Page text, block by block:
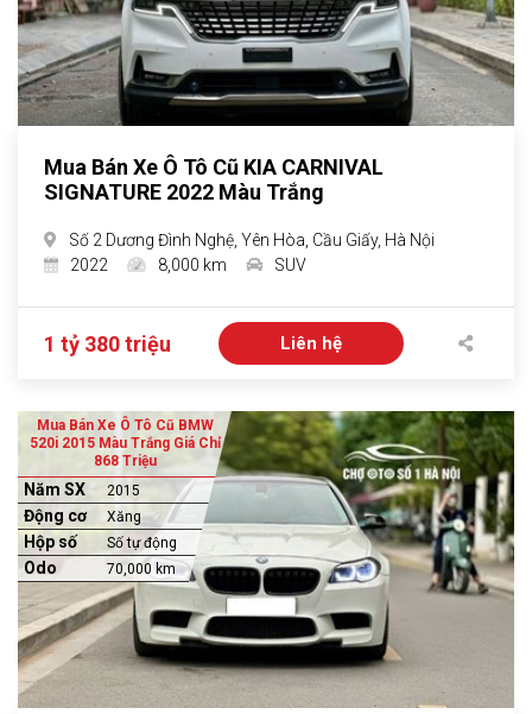
Mua Bán Xe Ô Tô Cũ KIA CARNIVAL
SIGNATURE 2022 Màu Trắng
Số 2 Dương Đình Nghệ, Yên Hòa, Cầu Giấy, Hà Nội
2022
8,000 km SUV
1 tỷ 380 triệu Liên hệ
Mua Bán Xe Ô Tô Cũ BMW
520i 2015 Màu Trắng Giá Chỉ
868 Triệu
Năm SX 2015
Động cơ Xăng
Hộp số Số tự động
Odo 70,000 km